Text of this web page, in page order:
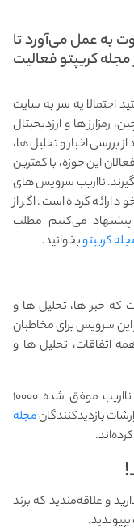
به عمل می‌آورد تا
مجله کریپتو فعالیت
احتمالا یه سر به سایت
رمزارز ها و ارزدیجیتال
بررسی اخبار و تحلیل ها،
این حوزه، با کمترین
نااریب سرویس های
ارائه کرده است. اگر از
می‌کنیم مطلب
کریپتوبخوانید.
که خبر‌ ها، تحلیل ها و
این سرویس برای مخاطبان
اتفاقات، تحلیل ها و
به عنوان یکی از سرویس های نااریب موفق شده ۱۰۰۰۰
بازدیدکنندگانمجله
و علاقه‌مندید که برند